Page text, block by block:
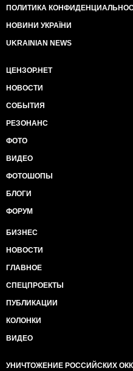
ПОЛИТИКА
НОВИНИ УКРАЇНИ
UKRAINIAN NEWS
ЦЕНЗОР.НЕТ
НОВОСТИ
СОБЫТИЯ
РЕЗОНАНС
ФОТО
ВИДЕО
ФОТОШОПЫ
БЛОГИ
ФОРУМ
БИЗНЕС
НОВОСТИ
ГЛАВНОЕ
СПЕЦПРОЕКТЫ
ПУБЛИКАЦИИ
КОЛОНКИ
ВИДЕО
УНИЧТОЖЕНИЕ РОССИЙСКИХ